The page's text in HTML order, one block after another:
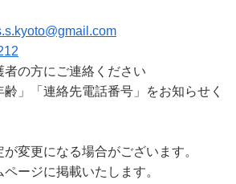
者の方にご連絡ください
」「連絡先電話番号」をお知らせく
変更になる場合がございます。
ージに掲載いたします。